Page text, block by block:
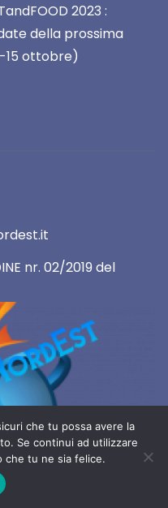
2023 :
della prossima
15 ottobre)
nr. 02/2019 del
che tu possa avere la
Se continui ad utilizzare
che tu ne sia felice.